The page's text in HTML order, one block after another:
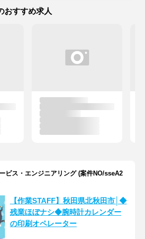
おすすめ求人
ビス・エンジニアリング (案件NO/sseA2
【作業STAFF】秋田県北秋田市│◆
残業ほぼナシ◆腕時計カレンダー
の印刷オペレーター